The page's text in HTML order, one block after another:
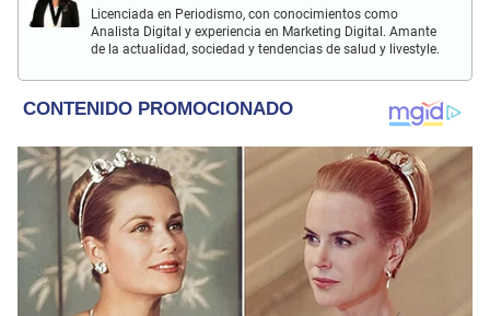
Licenciada en Periodismo, con conocimientos como
Analista Digital y experiencia en Marketing Digital. Amante
de la actualidad, sociedad y tendencias de salud y livestyle.